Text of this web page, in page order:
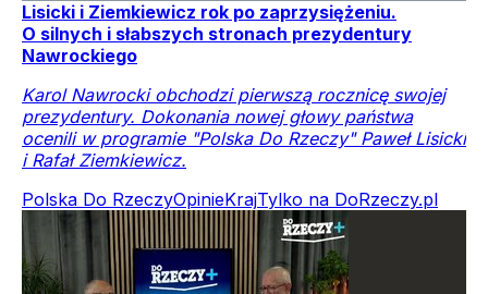
Lisicki i Ziemkiewicz rok po zaprzysiężeniu.
O silnych i słabszych stronach prezydentury
Nawrockiego
Karol Nawrocki obchodzi pierwszą rocznicę swojej
prezydentury. Dokonania nowej głowy państwa
ocenili w programie "Polska Do Rzeczy" Paweł Lisicki
i Rafał Ziemkiewicz.
Polska Do RzeczyOpinieKrajTylko na DoRzeczy.pl